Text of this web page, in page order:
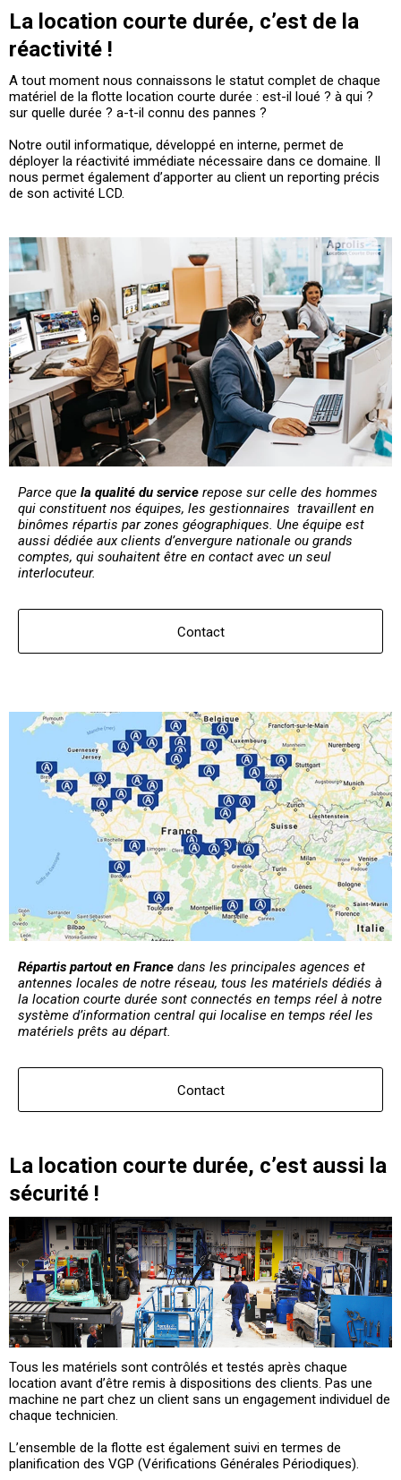
La location courte durée, c’est de la
réactivité !
A tout moment nous connaissons le statut complet de chaque
matériel de la flotte location courte durée : est-il loué ? à qui ?
sur quelle durée ? a-t-il connu des pannes ?
Notre outil informatique, développé en interne, permet de
déployer la réactivité immédiate nécessaire dans ce domaine. Il
nous permet également d’apporter au client un reporting précis
de son activité LCD.
Parce que la qualité du service repose sur celle des hommes
qui constituent nos équipes, les gestionnaires travaillent en
binômes répartis par zones géographiques. Une équipe est
aussi dédiée aux clients d’envergure nationale ou grands
comptes, qui souhaitent être en contact avec un seul
interlocuteur.
Contact
Répartis partout en France dans les principales agences et
antennes locales de notre réseau, tous les matériels dédiés à
la location courte durée sont connectés en temps réel à notre
système d’information central qui localise en temps réel les
matériels prêts au départ.
Contact
La location courte durée, c’est aussi la
sécurité !
Tous les matériels sont contrôlés et testés après chaque
location avant d’être remis à dispositions des clients. Pas une
machine ne part chez un client sans un engagement individuel de
chaque technicien.
L’ensemble de la flotte est également suivi en termes de
planification des VGP (Vérifications Générales Périodiques).